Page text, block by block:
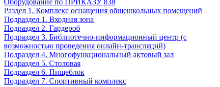
Оборудование по ПРИКАЗУ 838
Раздел 1. Комплекс оснащения общешкольных помещений
Подраздел 1. Входная зона
Подраздел 2. Гардероб
Подраздел 3. Библиотечно-информационный центр (с
возможностью проведения онлайн-трансляций)
Подраздел 4. Многофункциональный актовый зал
Подраздел 5. Столовая
Подраздел 6. Пищеблок
Подраздел 7. Спортивный комплекс